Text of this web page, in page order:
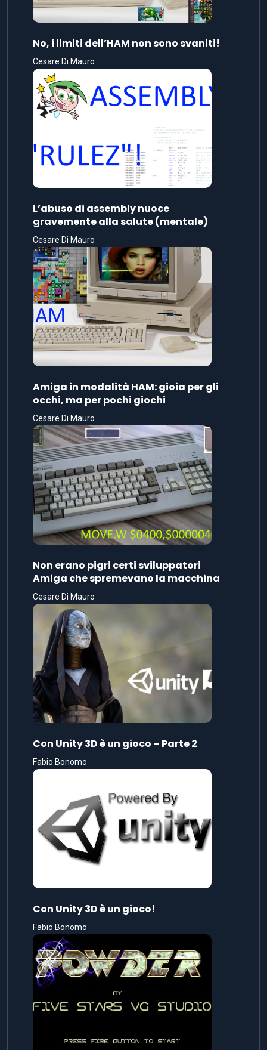
No, i limiti dell’HAM non sono svaniti!
Cesare Di Mauro
L’abuso di assembly nuoce
gravemente alla salute (mentale)
Cesare Di Mauro
Amiga in modalità HAM: gioia per gli
occhi, ma per pochi giochi
Cesare Di Mauro
Non erano pigri certi sviluppatori
Amiga che spremevano la macchina
Cesare Di Mauro
Con Unity 3D è un gioco – Parte 2
Fabio Bonomo
Con Unity 3D è un gioco!
Fabio Bonomo